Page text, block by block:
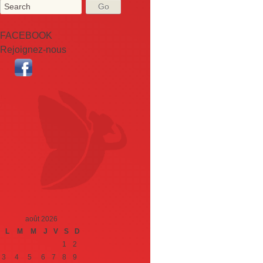
FACEBOOK
Rejoignez-nous
août 2026
L
M M J V S
D
1
2
3
4 5 6 7 8 9